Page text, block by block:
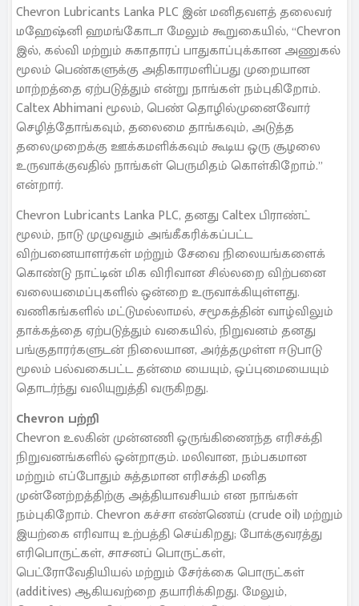
Chevron Lubricants Lanka PLC இன் மனிதவளத் தலைவர்
மஹேஷ்னி ஹமங்கோடா மேலும் கூறுகையில், “Chevron
இல், கல்வி மற்றும் சுகாதாரப் பாதுகாப்புக்கான அணுகல்
மூலம் பெண்களுக்கு அதிகாரமளிப்பது முறையான
மாற்றத்தை ஏற்படுத்தும் என்று நாங்கள் நம்புகிறோம்.
Caltex Abhimani மூலம், பெண் தொழில்முனைவோர்
செழித்தோங்கவும், தலைமை தாங்கவும், அடுத்த
தலைமுறைக்கு ஊக்கமளிக்கவும் கூடிய ஒரு சூழலை
உருவாக்குவதில் நாங்கள் பெருமிதம் கொள்கிறோம்.”
என்றார்.
Chevron Lubricants Lanka PLC, தனது Caltex பிராண்ட்
மூலம், நாடு முழுவதும் அங்கீகரிக்கப்பட்ட
விற்பனையாளர்கள் மற்றும் சேவை நிலையங்களைக்
கொண்டு நாட்டின் மிக விரிவான சில்லறை விற்பனை
வலையமைப்புகளில் ஒன்றை உருவாக்கியுள்ளது.
வணிகங்களில் மட்டுமல்லாமல், சமூகத்தின் வாழ்விலும்
தாக்கத்தை ஏற்படுத்தும் வகையில், நிறுவனம் தனது
பங்குதாரர்களுடன் நிலையான, அர்த்தமுள்ள ஈடுபாடு
மூலம் பல்வகைபட்ட தன்மை யையும், ஒப்புமையையும்
தொடர்ந்து வலியுறுத்தி வருகிறது.
Chevron பற்றி
Chevron உலகின் முன்னணி ஒருங்கிணைந்த எரிசக்தி
நிறுவனங்களில் ஒன்றாகும். மலிவான, நம்பகமான
மற்றும் எப்போதும் சுத்தமான எரிசக்தி மனித
முன்னேற்றத்திற்கு அத்தியாவசியம் என நாங்கள்
நம்புகிறோம். Chevron கச்சா எண்ணெய் (crude oil) மற்றும்
இயற்கை எரிவாயு உற்பத்தி செய்கிறது; போக்குவரத்து
எரிபொருட்கள், சாசனப் பொருட்கள்,
பெட்ரோவேதியியல் மற்றும் சேர்க்கை பொருட்கள்
(additives) ஆகியவற்றை தயாரிக்கிறது. மேலும்,